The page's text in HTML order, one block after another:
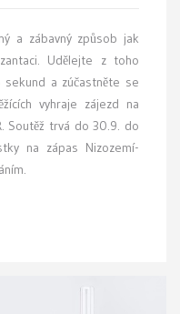
a zábavný způsob jak
Udělejte z toho
a zúčastněte se
vyhraje zájezd na
Soutěž trvá do 30.9. do
na zápas Nizozemí-